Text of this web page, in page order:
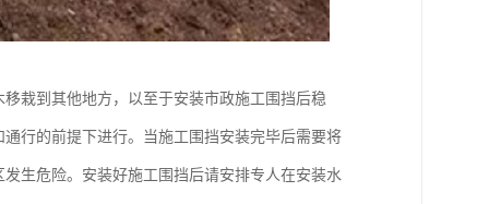
栽到其他地方，以至于安装市政施工围挡后稳
行的前提下进行。当施工围挡安装完毕后需要将
生危险。安装好施工围挡后请安排专人在安装水